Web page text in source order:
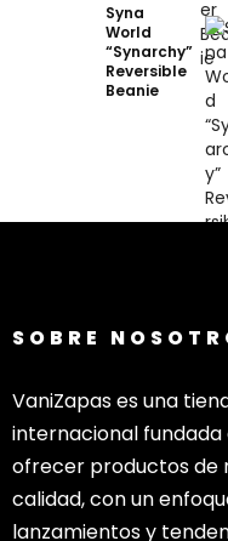
Syna
World
“Synarchy”
Reversible
Beanie
SOBRE
VaniZapas es una
internacional fundada
ofrecer productos de
calidad, con un
lanzamientos y